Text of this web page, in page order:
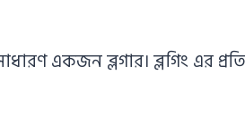
একজন ব্লগার। ব্লগিং এর